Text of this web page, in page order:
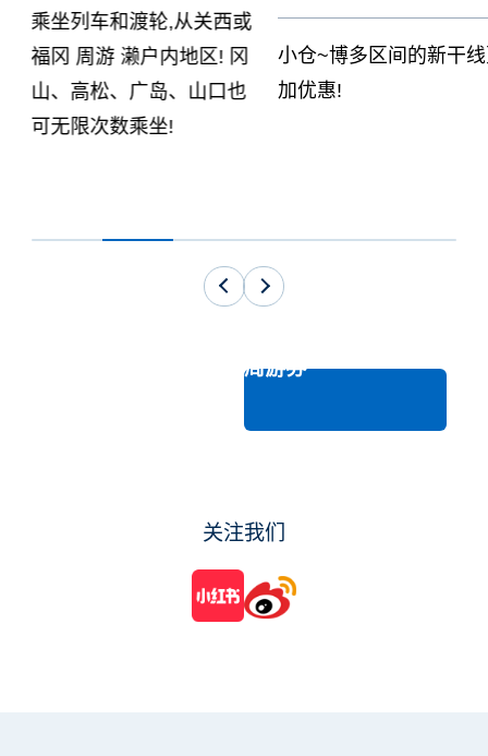
小仓~博多区间的新干线更
加优惠!
从关西出发,不仅可至冈
山、广岛、山口、鸟取
车票与周游券
关注我们